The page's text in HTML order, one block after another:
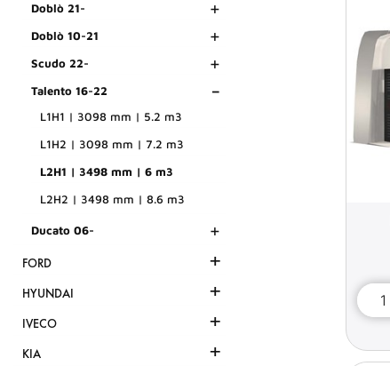
Doblò 21- +
Doblò 10-21 +
Scudo 22- +
Talento 16-22 -
L1H1 | 3098 mm | 5.2 m3
L1H2 | 3098 mm | 7.2 m3
L2H1 | 3498 mm | 6 m3
L2H2 | 3498 mm | 8.6 m3
Ducato 06- +
FORD +
HYUNDAI +
IVECO +
KIA +